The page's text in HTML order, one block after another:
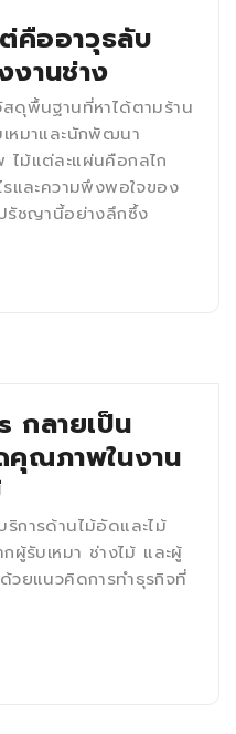
คืออาวุธลับ
งานช่าง
ดุพื้นฐานที่หาได้ตามร้าน
หมาและนักพัฒนา
ไม้แต่ละแผ่นคือกลไก
และความพึงพอใจของ
ปรัชญานี้อย่างลึกซึ้ง
กลายเป็น
คุณภาพในงาน
ริการด้านไม้อัดและไม้
ผู้รับเหมา ช่างไม้ และผู้
วยแนวคิดการทำธุรกิจที่